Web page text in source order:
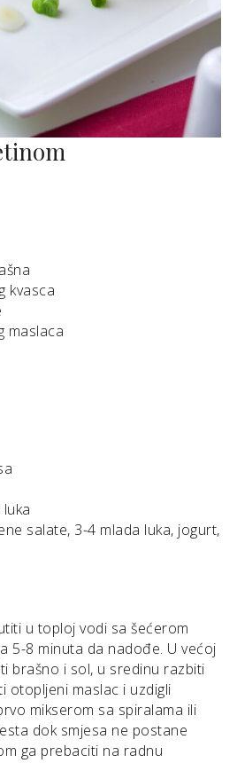
kvasca
maslaca
salate, 3-4 mlada luka, jogurt,
u toploj vodi sa šećerom
5-8 minuta da nadođe. U većoj
brašno i sol, u sredinu razbiti
otopljeni maslac i uzdigli
mikserom sa spiralama ili
dok smjesa ne postane
ga prebaciti na radnu